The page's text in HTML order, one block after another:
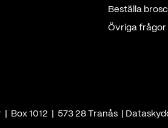
Beställa
Övriga frågor
| Box 1012 | 573 28 Tranås |